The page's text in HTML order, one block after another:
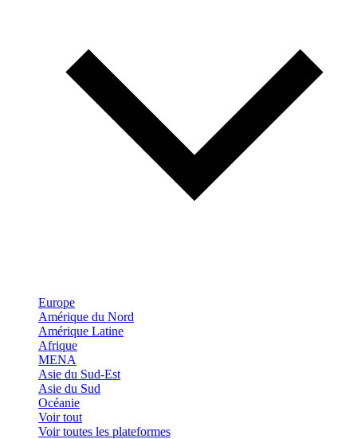
Europe
Amérique du Nord
Amérique Latine
Afrique
MENA
Asie du Sud-Est
Asie du Sud
Océanie
Voir tout
Voir toutes les plateformes